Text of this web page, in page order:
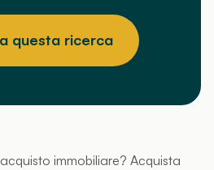
questa ricerca
immobiliare? Acquista